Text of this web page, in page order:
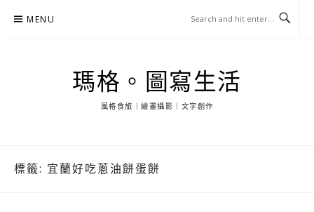
MENU
瑪格。圖寫生活
風格食旅｜繪畫攝影｜文字創作
標籤: 宜蘭好吃蔥油餅蛋餅